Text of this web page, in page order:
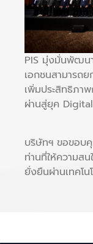
PIS มุ่งมั่นพัฒน
เอกชนสามารถ
เพิ่มประสิทธิภา
ผ่านสู่ยุค
บริษัทฯ ขอขอบ
ท่านที่ให้ความส
ยั่งยืนผ่านเทคโ